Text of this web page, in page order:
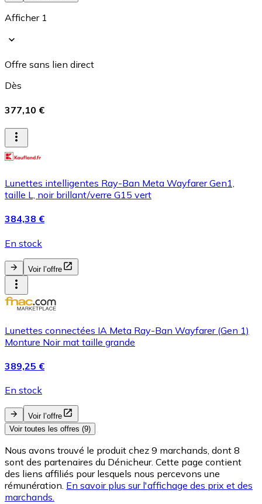
Afficher 1
Offre sans lien direct
Dès
377,10 €
Lunettes intelligentes Ray-Ban Meta Wayfarer Gen1,
taille L, noir brillant/verre G15 vert
384,38 €
En stock
Voir l’offre
Lunettes connectées IA Meta Ray-Ban Wayfarer (Gen 1)
Monture Noir mat taille grande
389,25 €
En stock
Voir l’offre
Voir toutes les offres (9)
Nous avons trouvé le produit chez 9 marchands, dont 8
sont des partenaires du Dénicheur. Cette page contient
des liens affiliés pour lesquels nous percevons une
rémunération. En savoir plus sur l'affichage des prix et des
marchands.